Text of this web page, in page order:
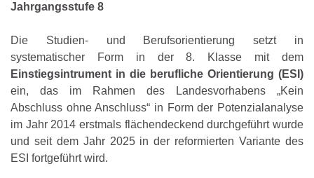
Jahrgangsstufe 8
Die Studien- und Berufsorientierung setzt in
systematischer Form in der 8. Klasse mit dem
Einstiegsintrument in die berufliche Orientierung (ESI)
ein, das im Rahmen des Landesvorhabens „Kein
Abschluss ohne Anschluss“ in Form der Potenzialanalyse
im Jahr 2014 erstmals flächendeckend durchgeführt wurde
und seit dem Jahr 2025 in der reformierten Variante des
ESI fortgeführt wird.